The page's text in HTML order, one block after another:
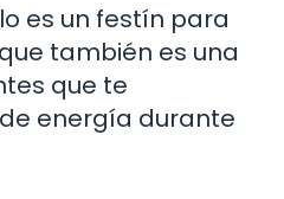
es un festín para
también es una
que te
energía durante